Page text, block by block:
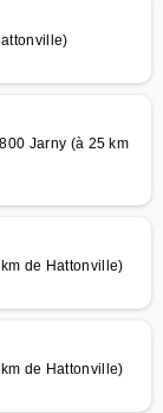
Jarny (à 25 km
de Hattonville)
de Hattonville)